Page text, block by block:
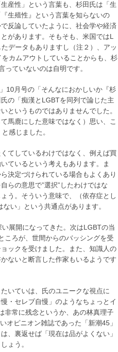
産性」という言葉も、杉田氏は「生
生殖性』という言葉を知らないの
反論していたように、社会学や経済
があります。そもそも、米国ではL
データもありますし（注２）、アッ
カムアウトしていることからも、杉
ていないのは自明です。
10月号の「そんなにおかしいか『杉
の「痴漢とLGBTを同列で論じた主
というものではありませんでした。
馬鹿にした意味ではなく）思い、こ
感じました。
てしているわけではなく、例えば買
ているという考えもあります。ま
決定づけられている場合もよくあり
らの意思で”選択”したわけではな
う。そういう意味で、（依存症とし
い」という共通点があります。
展開になってきた。次はLGBTの当
ころが、世間からのバッシングを受
ックを受けました。また、知識人の
ないと断言した作家もいるようです
いていは、氏のユニークな視点に
・セレブ自慢」のようなちょっとイ
常に残念というか、あの林真理子
オピニオン雑誌であった「新潮45」
、裏返せば「現在は品がよくない」
ょう。